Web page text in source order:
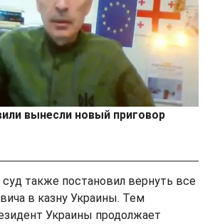
вынесли новый приговор
суд также постановил вернуть все
в казну Украины. Тем
Украины продолжает